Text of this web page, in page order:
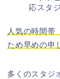
応スタ
人気の時間帯
ため早めの申
多くのスタジ